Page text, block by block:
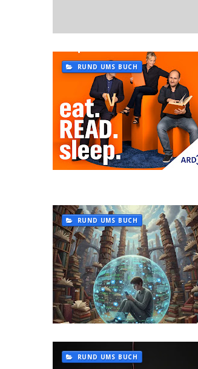
RUND UMS BUCH
RUND UMS BUCH
RUND UMS BUCH